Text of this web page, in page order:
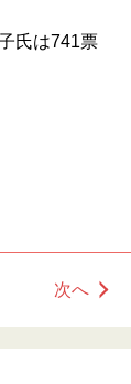
氏は741票
次へ